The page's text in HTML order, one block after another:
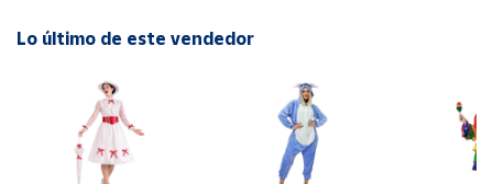
Lo último de este vendedor